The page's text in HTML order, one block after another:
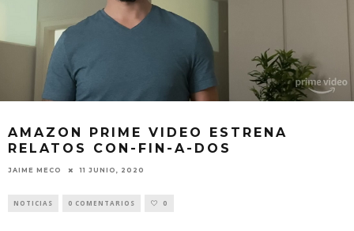
AMAZON PRIME VIDEO ESTRENA
RELATOS CON-FIN-A-DOS
JAIME MECO 11 JUNIO, 2020
NOTICIAS 0 COMENTARIOS 0